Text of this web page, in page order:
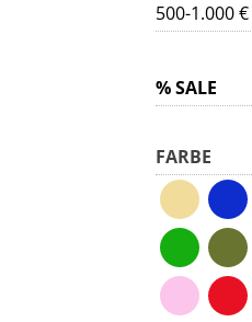
500-1.000 €
% SALE
FARBE